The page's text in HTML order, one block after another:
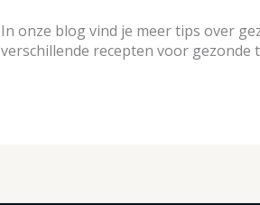
In onze blog vind je meer tips over
verschillende recepten voor gezonde